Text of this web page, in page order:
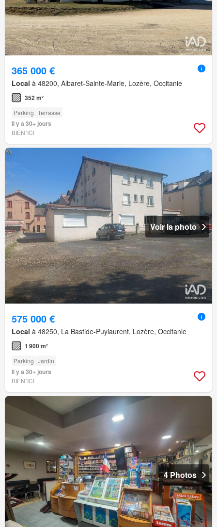
365 000 €
Local à 48200, Albaret-Sainte-Marie, Lozère, Occitanie
352 m²
Parking Terrasse
Il y a 30+ jours
BIEN´ICI
Voir la photo
575 000 €
Local à 48250, La Bastide-Puylaurent, Lozère, Occitanie
1 900 m²
Parking Jardin
Il y a 30+ jours
BIEN´ICI
4 Photos